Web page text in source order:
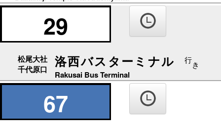
29
松尾大社
千代原口
洛西バスターミナル 行き
Rakusai Bus Terminal
67